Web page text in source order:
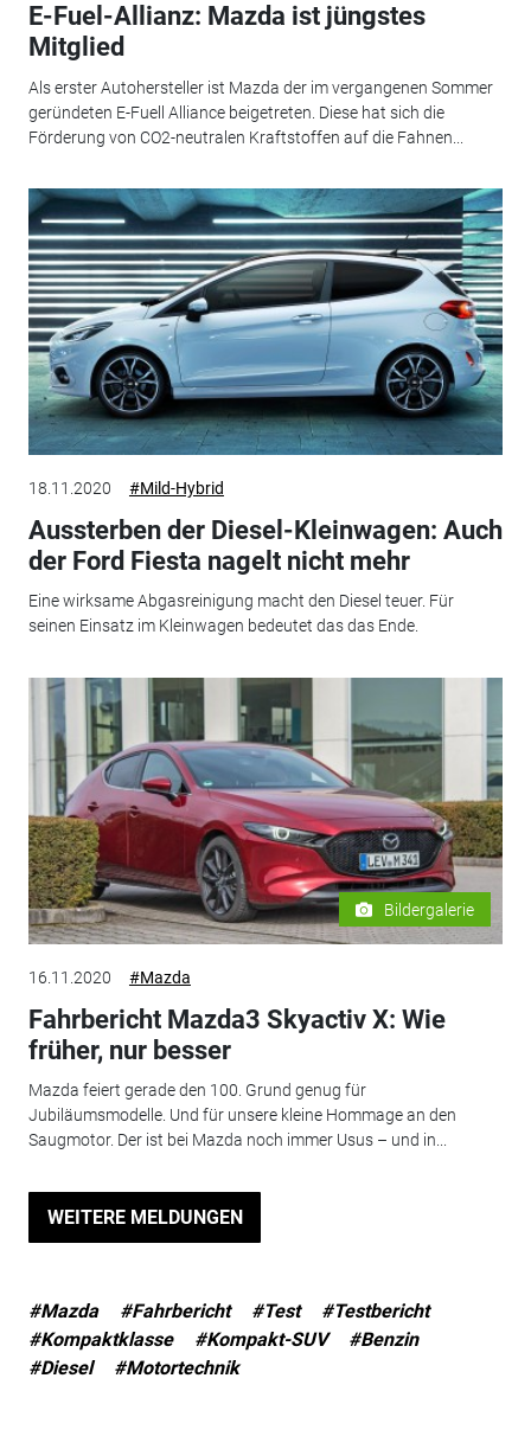
E-Fuel-Allianz: Mazda ist jüngstes
Mitglied
Als erster Autohersteller ist Mazda der im vergangenen Sommer
geründeten E-Fuell Alliance beigetreten. Diese hat sich die
Förderung von CO2-neutralen Kraftstoffen auf die Fahnen...
18.11.2020 #Mild-Hybrid
Aussterben der Diesel-Kleinwagen: Auch
der Ford Fiesta nagelt nicht mehr
Eine wirksame Abgasreinigung macht den Diesel teuer. Für
seinen Einsatz im Kleinwagen bedeutet das das Ende.
Bildergalerie
16.11.2020 #Mazda
Fahrbericht Mazda3 Skyactiv X: Wie
früher, nur besser
Mazda feiert gerade den 100. Grund genug für
Jubiläumsmodelle. Und für unsere kleine Hommage an den
Saugmotor. Der ist bei Mazda noch immer Usus – und in...
WEITERE MELDUNGEN
#Mazda #Fahrbericht #Test
#Testbericht
#Kompaktklasse
#Kompakt-SUV
#Benzin
#Diesel
#Motortechnik